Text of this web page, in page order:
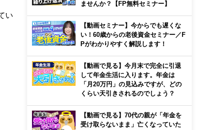
い
ませんか？【FP無料セミナー】
【動画セミナー】今からでも遅くな
い！60歳からの老後資金セミナー／F
Pがわかりやすく解説します！
【動画で見る】今月末で完全に引退
して年金生活に入ります。年金は
「月20万円」の見込みですが、どの
くらい天引きされるのでしょう？
【動画で見る】70代の親が「年金を
受け取らないまま」亡くなっていた